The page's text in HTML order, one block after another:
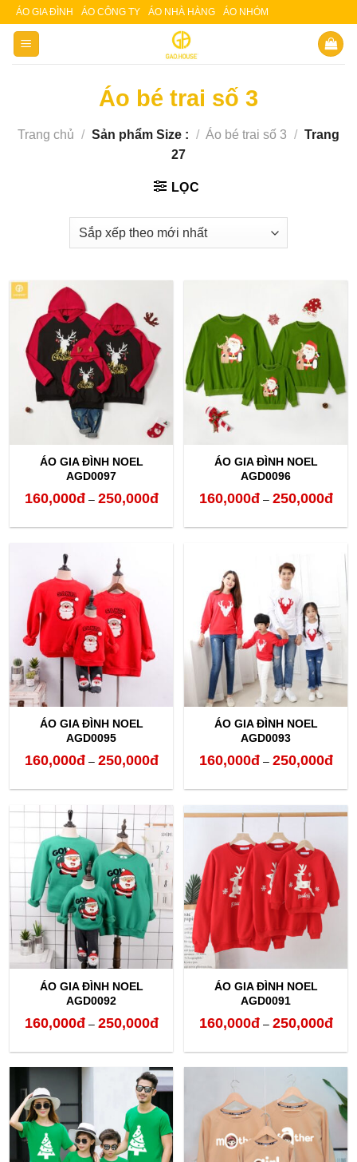
Skip
content
ÁO GIA ĐÌNH ÁO CÔNG TY ÁO NHÀ HÀNG ÁO NHÓM
Áo bé trai số 3
Trang chủ / Sản phẩm Size : / Áo bé trai số 3 / Trang
27
LỌC
ÁO GIA ĐÌNH NOEL
AGD0097
160,000đ – 250,000đKhoảng
250,000đ
ÁO GIA ĐÌNH NOEL
AGD0096
160,000đ – 250,000đ
đến
ÁO GIA ĐÌNH NOEL
AGD0095
160,000đ – 250,000đKhoảng
từ
160,000đ
đến
250,000đ
ÁO GIA ĐÌNH NOEL
AGD0093
160,000đ – 250,000đ
từ
ÁO GIA ĐÌNH NOEL
AGD0092
160,000đ – 250,000đKhoảng
từ
160,000đ
đến
250,000đ
ÁO GIA ĐÌNH NOEL
AGD0091
160,000đ – 250,000đ
từ
đến